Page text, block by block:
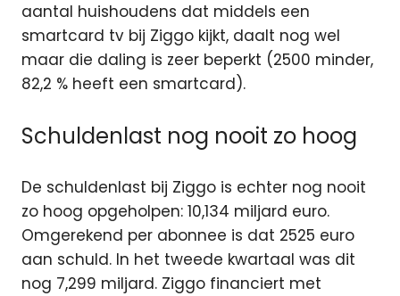
aantal huishoudens dat middels een
smartcard tv bij Ziggo kijkt, daalt nog wel
maar die daling is zeer beperkt (2500 minder,
82,2 % heeft een smartcard).
Schuldenlast nog nooit zo hoog
De schuldenlast bij Ziggo is echter nog nooit
zo hoog opgeholpen: 10,134 miljard euro.
Omgerekend per abonnee is dat 2525 euro
aan schuld. In het tweede kwartaal was dit
nog 7,299 miljard. Ziggo financiert met